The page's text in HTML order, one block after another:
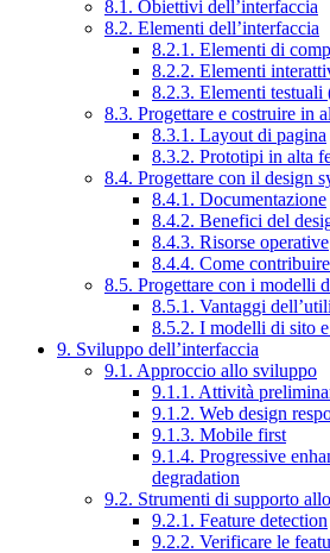
8.1. Obiettivi dell’interfaccia
8.2. Elementi dell’interfaccia
8.2.1. Elementi di
8.2.2. Elementi
8.2.3. Elementi testuali
8.3. Progettare e costruire in
8.3.1. Layout di pagina
8.3.2. Prototipi in alta
8.4. Progettare con il design
8.4.1. Documentazione
8.4.2. Benefici del
8.4.3. Risorse operative
8.4.4. Come
8.5. Progettare con i modelli
8.5.1. Vantaggi
8.5.2. I modelli di sito
9. Sviluppo dell’interfaccia
9.1. Approccio allo sviluppo
9.1.1. Attività
9.1.2. Web design
9.1.3. Mobile first
9.1.4. Progressive
degradation
9.2. Strumenti di supporto
9.2.1. Feature detection
9.2.2. Verificare le